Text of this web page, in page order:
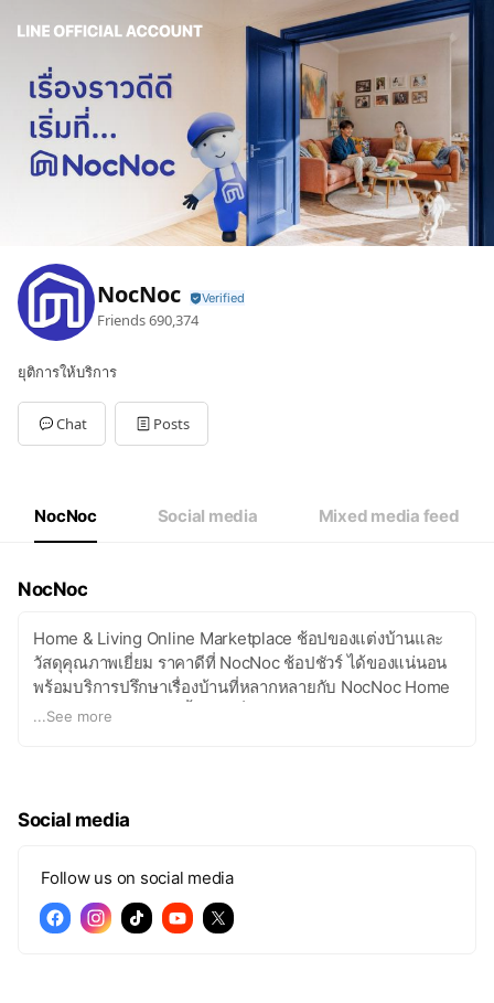
NocNoc
Friends690,374
ยุติการให้บริการ
Chat Posts
NocNoc Social media Mixed media feed
NocNoc
Home & Living Online Marketplace ช้อปของแต่งบ้านและ
วัสดุคุณภาพเยี่ยม ราคาดีที่ NocNoc ช้อปชัวร์ ได้ของแน่นอน
พร้อมบริการปรึกษาเรื่องบ้านที่หลากหลายกับ NocNoc Home
Solution ครบครันทุกขั้นตอนเรื่องบ้าน!
...See more
Social media
Follow us on social media